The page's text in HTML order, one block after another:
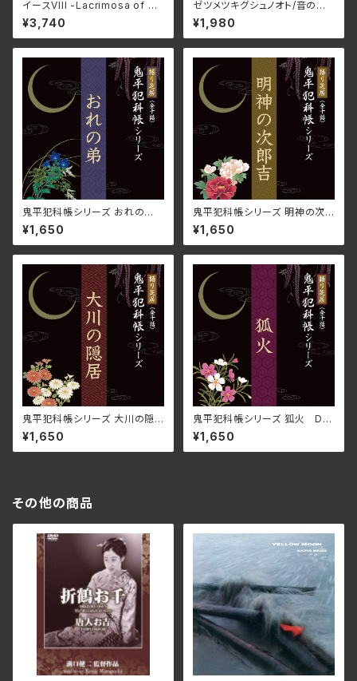
イースVIII -Lacrimosa of DA
NA-オリジナルサウンドトラック
[完全版] NW-10103420(仕
様:CD)
¥3,740
ゼツメツキグシュノオト/音の台
所（茂木淳子） 春畑セロリ 97
8-4-88330-181-2(仕様:BO
OK)
¥1,980
鬼平犯科帳シリーズ おれの
弟 DLBK-209(仕様:CD)
¥1,650
鬼平犯科帳シリーズ 明神の次
郎吉 DLBK-205(仕様:CD)
¥1,650
鬼平犯科帳シリーズ 大川の隠
居 DLBK-204(仕様:CD)
¥1,650
鬼平犯科帳シリーズ 狐火 DL
BK-203(仕様:CD)
¥1,650
その他の商品